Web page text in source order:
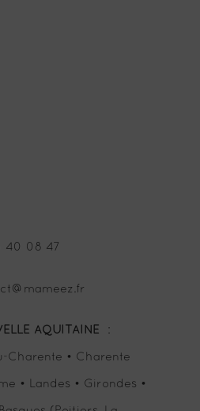
40 08 47
AQUITAINE :
Charente • Charente
• Landes • Girondes •